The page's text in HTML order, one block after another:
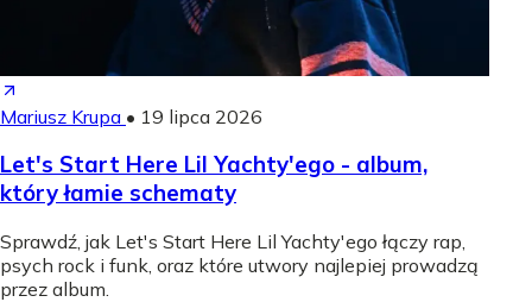
Mariusz Krupa • 19 lipca 2026
Let's Start Here Lil Yachty'ego - album,
który łamie schematy
Sprawdź, jak Let's Start Here Lil Yachty'ego łączy rap,
psych rock i funk, oraz które utwory najlepiej prowadzą
przez album.